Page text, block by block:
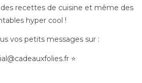
recettes de cuisine et même des
hyper cool !
vos petits messages sur :
⭐